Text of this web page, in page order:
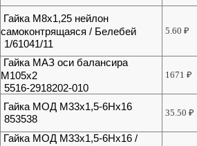
Гайка М8х1,25 нейлон
самоконтрящаяся / Белебей
1/61041/11
5.60₽
Гайка МАЗ оси балансира
М105х2
5516-2918202-010
1671₽
Гайка МОД М33х1,5-6Нх16
853538
35.50₽
Гайка МОД М33х1,5-6Нх16 /